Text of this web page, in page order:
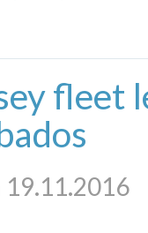
fleet
19.11.2016